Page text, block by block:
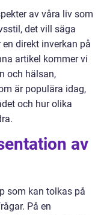
av våra liv som
det vill säga
direkt inverkan på
artikel kommer vi
och hälsan,
är populära idag,
och hur olika
av
som kan tolkas på
På en